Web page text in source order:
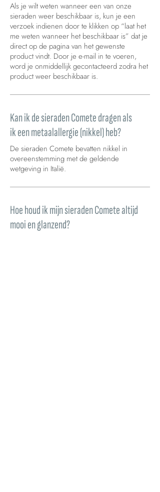
Als je wilt weten wanneer een van onze
sieraden weer beschikbaar is, kun je een
verzoek indienen door te klikken op “laat het
me weten wanneer het beschikbaar is” dat je
direct op de pagina van het gewenste
product vindt. Door je e-mail in te voeren,
word je onmiddellijk gecontacteerd zodra het
product weer beschikbaar is.
Kan ik de sieraden Comete dragen als
ik een metaalallergie (nikkel) heb?
De sieraden Comete bevatten nikkel in
overeenstemming met de geldende
wetgeving in Italië.
Hoe houd ik mijn sieraden Comete altijd
mooi en glanzend?